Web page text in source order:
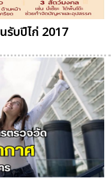
รับปีไก่ 2017